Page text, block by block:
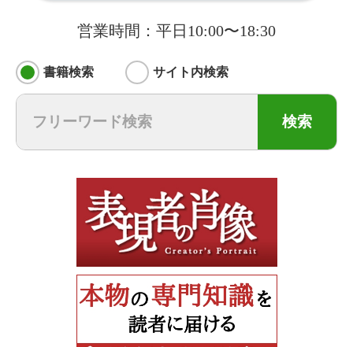
営業時間：平日10:00〜18:30
書籍検索 サイト内検索
検索